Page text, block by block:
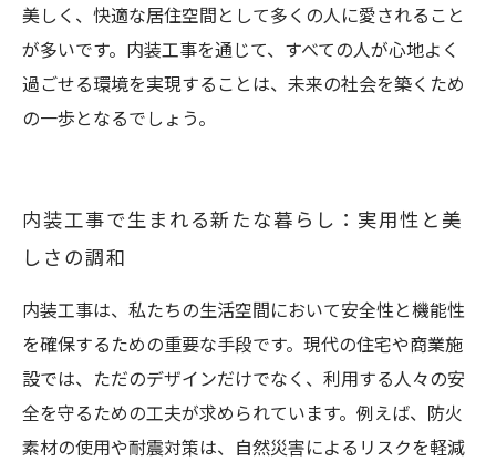
美しく、快適な居住空間として多くの人に愛されること
が多いです。内装工事を通じて、すべての人が心地よく
過ごせる環境を実現することは、未来の社会を築くため
の一歩となるでしょう。
内装工事で生まれる新たな暮らし：実用性と美
しさの調和
内装工事は、私たちの生活空間において安全性と機能性
を確保するための重要な手段です。現代の住宅や商業施
設では、ただのデザインだけでなく、利用する人々の安
全を守るための工夫が求められています。例えば、防火
素材の使用や耐震対策は、自然災害によるリスクを軽減